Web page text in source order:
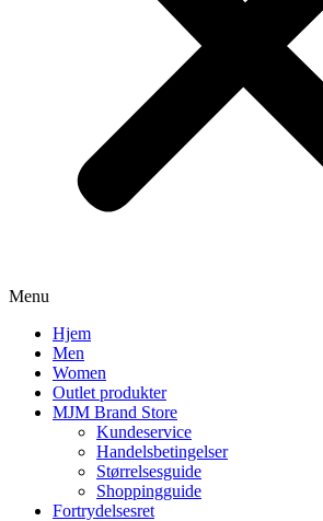
Menu
Hjem
Men
Women
Outlet produkter
MJM Brand Store
Kundeservice
Handelsbetingelser
Størrelsesguide
Shoppingguide
Fortrydelsesret